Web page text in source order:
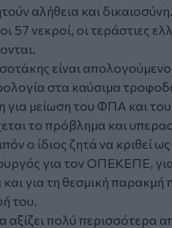
αλήθεια και
57 νεκροί, οι τεράστιες
είναι
στα καύσιμα
για μείωση του ΦΠΑ και
το πρόβλημα και
ο ίδιος ζητά να κριθεί
για τον ΟΠΕΚΕΠΕ, για
και για τη θεσμική
του.
αξίζει πολύ περισσότερα